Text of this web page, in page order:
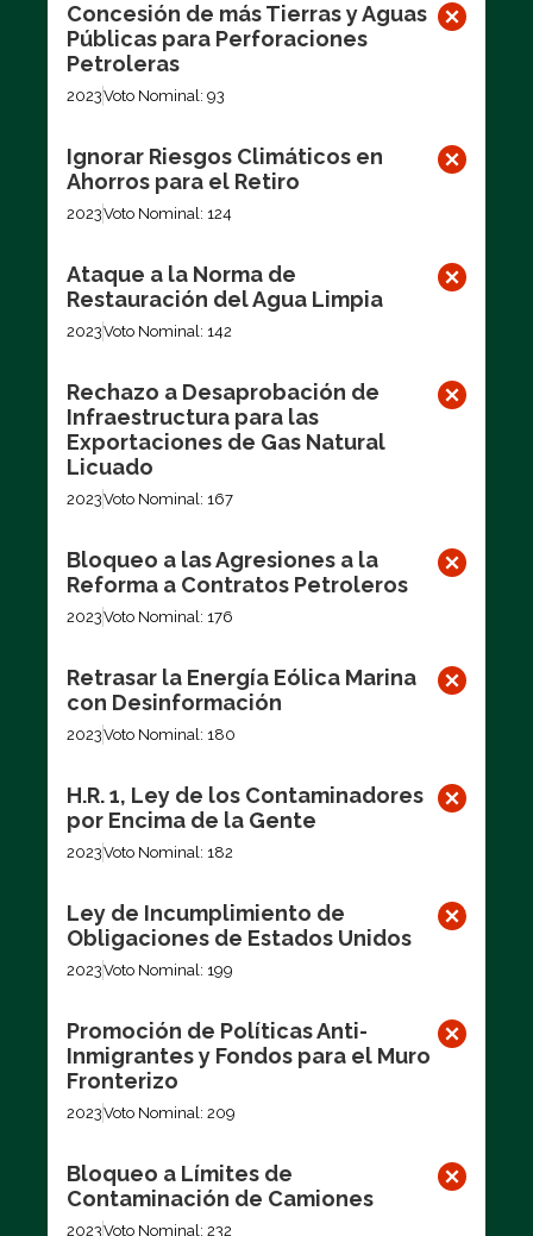
Concesión de más Tierras y Aguas
Públicas para Perforaciones
Petroleras
2023Voto Nominal: 93
Ignorar Riesgos Climáticos en
Ahorros para el Retiro
2023Voto Nominal: 124
Ataque a la Norma de
Restauración del Agua Limpia
2023Voto Nominal: 142
Rechazo a Desaprobación de
Infraestructura para las
Exportaciones de Gas Natural
Licuado
2023Voto Nominal: 167
Bloqueo a las Agresiones a la
Reforma a Contratos Petroleros
2023Voto Nominal: 176
Retrasar la Energía Eólica Marina
con Desinformación
2023Voto Nominal: 180
H.R. 1, Ley de los Contaminadores
por Encima de la Gente
2023Voto Nominal: 182
Ley de Incumplimiento de
Obligaciones de Estados Unidos
2023Voto Nominal: 199
Promoción de Políticas Anti-
Inmigrantes y Fondos para el Muro
Fronterizo
2023Voto Nominal: 209
Bloqueo a Límites de
Contaminación de Camiones
2023Voto Nominal: 232